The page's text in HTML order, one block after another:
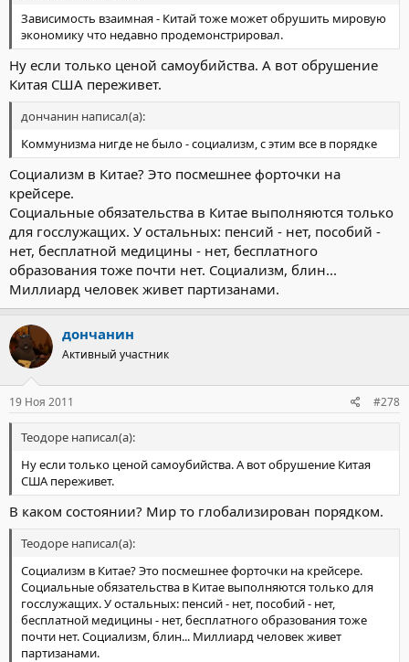
Зависимость взаимная - Китай тоже может обрушить мировую
экономику что недавно продемонстрировал.
Ну если только ценой самоубийства. А вот обрушение
Китая США переживет.
дончанин написал(а):
Коммунизма нигде не было - социализм, с этим все в порядке
Социализм в Китае? Это посмешнее форточки на
крейсере.
Социальные обязательства в Китае выполняются только
для госслужащих. У остальных: пенсий - нет, пособий -
нет, бесплатной медицины - нет, бесплатного
образования тоже почти нет. Социализм, блин...
Миллиард человек живет партизанами.
дончанин
Активный участник
19 Ноя 2011 #278
Теодоре написал(а):
Ну если только ценой самоубийства. А вот обрушение Китая
США переживет.
В каком состоянии? Мир то глобализирован порядком.
Теодоре написал(а):
Социализм в Китае? Это посмешнее форточки на крейсере.
Социальные обязательства в Китае выполняются только для
госслужащих. У остальных: пенсий - нет, пособий - нет,
бесплатной медицины - нет, бесплатного образования тоже
почти нет. Социализм, блин... Миллиард человек живет
партизанами.